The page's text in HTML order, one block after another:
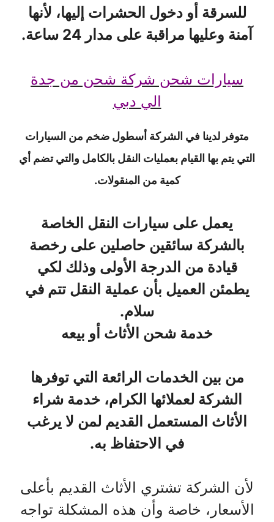
للسرقة أو دخول الحشرات إليها، لأنها
آمنة وعليها مراقبة على مدار 24 ساعة.
سيارات شحن شركة شحن من جدة
الي دبي
متوفر لدينا في الشركة أسطول ضخم من السيارات
التي يتم بها القيام بعمليات النقل بالكامل والتي تضم أي
كمية من المنقولات.
يعمل على سيارات النقل الخاصة
بالشركة سائقين حاصلين على رخصة
قيادة من الدرجة الأولى وذلك لكي
يطمئن العميل بأن عملية النقل تتم في
سلام.
خدمة شحن الأثاث أو بيعه
من بين الخدمات الرائعة التي توفرها
الشركة لعملائها الكرام، خدمة شراء
الأثاث المستعمل القديم لمن لا يرغب
في الاحتفاظ به.
لأن الشركة تشتري الأثاث القديم بأعلى
الأسعار، خاصة وأن هذه المشكلة تواجه